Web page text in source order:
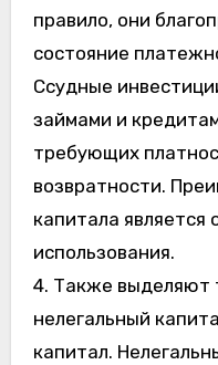
правило, они
состояние
Ссудные
займами и
требующих
возвратности.
капитала является
использования.
4. Также выделяют
нелегальный
капитал.